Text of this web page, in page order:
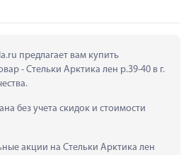
предлагает вам купить
- Стельки Арктика лен р.39-40 в г.
без учета скидок и стоимости
акции на Стельки Арктика лен